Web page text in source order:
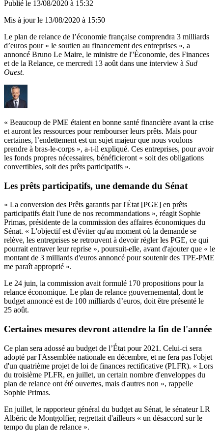
Publié le 13/08/2020 à 15:32
Mis à jour le 13/08/2020 à 15:50
Le plan de relance de l’économie française comprendra 3 milliards
d’euros pour « le soutien au financement des entreprises », a
annoncé Bruno Le Maire, le ministre de l''Économie, des Finances
et de la Relance, ce mercredi 13 août dans une interview à Sud
Ouest.
« Beaucoup de PME étaient en bonne santé financière avant la crise
et auront les ressources pour rembourser leurs prêts. Mais pour
certaines, l’endettement est un sujet majeur que nous voulons
prendre à bras-le-corps », a-t-il expliqué. Ces entreprises, pour avoir
les fonds propres nécessaires, bénéficieront « soit des obligations
convertibles, soit des prêts participatifs ».
Les prêts participatifs, une demande du Sénat
« La conversion des Prêts garantis par l'État [PGE] en prêts
participatifs était l'une de nos recommandations », réagit Sophie
Primas, présidente de la commission des affaires économiques du
Sénat. « L'objectif est d'éviter qu'au moment où la demande se
relève, les entreprises se retrouvent à devoir régler les PGE, ce qui
pourrait entraver leur reprise », poursuit-elle, avant d'ajouter que « le
montant de 3 milliards d'euros annoncé pour soutenir des TPE-PME
me paraît approprié ».
Le 24 juin, la commission avait formulé 170 propositions pour la
relance économique. Le plan de relance gouvernemental, dont le
budget annoncé est de 100 milliards d’euros, doit être présenté le
25 août.
Certaines mesures devront attendre la fin de l'année
Ce plan sera adossé au budget de l’État pour 2021. Celui-ci sera
adopté par l'Assemblée nationale en décembre, et ne fera pas l'objet
d'un quatrième projet de loi de finances rectificative (PLFR). « Lors
du troisième PLFR, en juillet, un certain nombre d'enveloppes du
plan de relance ont été ouvertes, mais d'autres non », rappelle
Sophie Primas.
En juillet, le rapporteur général du budget au Sénat, le sénateur LR
Albéric de Montgolfier, regrettait d'ailleurs « un désaccord sur le
tempo du plan de relance ».